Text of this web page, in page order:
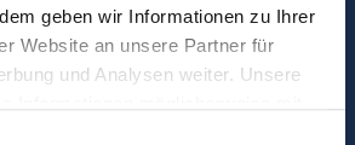
geben wir Informationen zu Ihrer
Website an unsere Partner für
und Analysen weiter. Unsere
Kontakt